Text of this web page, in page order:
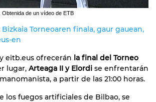
Obtenida de un vídeo de ETB
Bizkaia Torneoaren finala, gaur gauean,
en
eitb.eus ofrecerán la final del Torneo
lugar, Arteaga II y Elordi se enfrentarán
a partir de las 21:00 horas.
los fuegos artificiales de Bilbao, se